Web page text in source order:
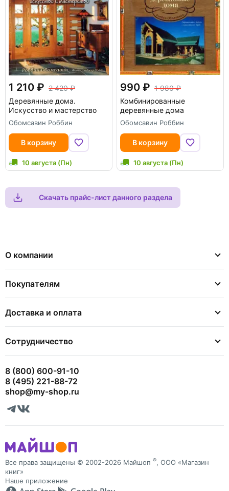
1 210
2 420
Деревянные дома.
Искусство и мастерство
Обомсавин Роббин
В корзину
10 августа (Пн)
990
1 980
Комбинированные
деревянные дома
Обомсавин Роббин
В корзину
10 августа (Пн)
Скачать прайс-лист данного раздела
О компании
Покупателям
Доставка и оплата
Сотрудничество
8 (800) 600-91-10
8 (495) 221-88-72
shop@my-shop.ru
Все права защищены © 2002-2026 Майшоп ®, ООО «Магазин
книг»
Наше приложение